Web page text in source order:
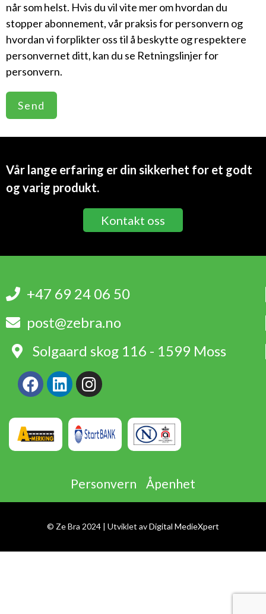
når som helst. Hvis du vil vite mer om hvordan du
stopper abonnement, vår praksis for personvern og
hvordan vi forplikter oss til å beskytte og respektere
personvernet ditt, kan du se Retningslinjer for
personvern.
Vår lange erfaring er din sikkerhet for et godt
og varig produkt.
Kontakt oss
+47 69 24 06 50
post@zebra.no
Solgaard skog 116 - 1599 Moss
Personvern Åpenhet
© Ze Bra 2024 | Utviklet avDigital MedieXpert